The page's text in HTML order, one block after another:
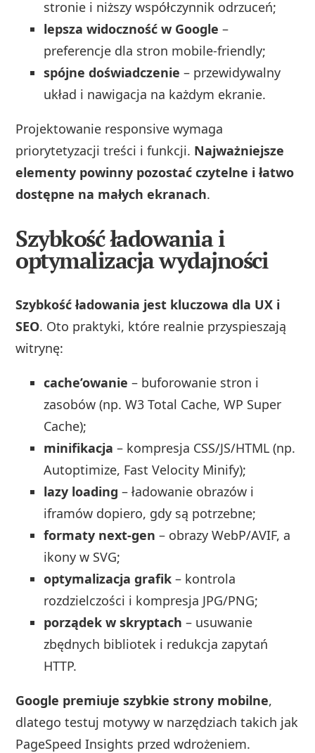
stronie i niższy współczynnik odrzuceń;
lepsza widoczność w Google –
preferencje dla stron mobile-friendly;
spójne doświadczenie – przewidywalny
układ i nawigacja na każdym ekranie.
Projektowanie responsive wymaga
priorytetyzacji treści i funkcji. Najważniejsze
elementy powinny pozostać czytelne i łatwo
dostępne na małych ekranach.
Szybkość ładowania i
optymalizacja wydajności
Szybkość ładowania jest kluczowa dla UX i
SEO. Oto praktyki, które realnie przyspieszają
witrynę:
cache’owanie – buforowanie stron i
zasobów (np. W3 Total Cache, WP Super
Cache);
minifikacja – kompresja CSS/JS/HTML (np.
Autoptimize, Fast Velocity Minify);
lazy loading – ładowanie obrazów i
iframów dopiero, gdy są potrzebne;
formaty next‑gen – obrazy WebP/AVIF, a
ikony w SVG;
optymalizacja grafik – kontrola
rozdzielczości i kompresja JPG/PNG;
porządek w skryptach – usuwanie
zbędnych bibliotek i redukcja zapytań
HTTP.
Google premiuje szybkie strony mobilne,
dlatego testuj motywy w narzędziach takich jak
PageSpeed Insights przed wdrożeniem.